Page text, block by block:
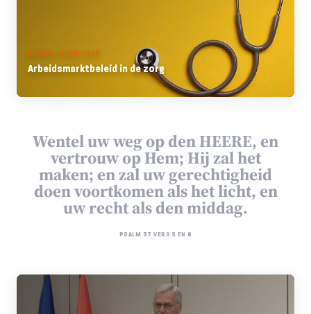
NIEUWS - 8 JUNI 2026
Arbeidsmarktbeleid in de zorg
Wentel uw weg op den HEERE, en
vertrouw op Hem; Hij zal het
maken; en zal uw gerechtigheid
doen voortkomen als het licht, en
uw recht als den middag.
PSALM 37 VERS 5 EN 6